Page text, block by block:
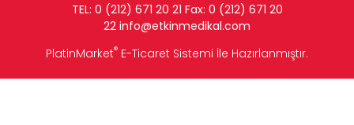
TEL: 0 (212) 671 20 21 Fax: 0 (212) 671 20
22 info@etkinmedikal.com
PlatinMarket® E-Ticaret Sistemi İle Hazırlanmıştır.